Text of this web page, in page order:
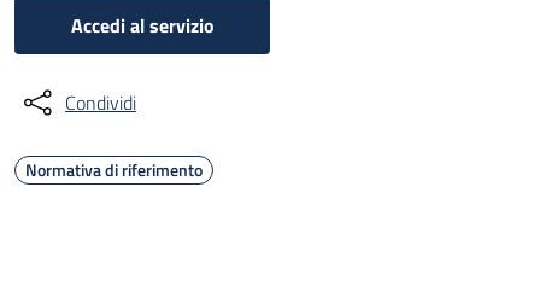
Accedi al servizio
Condividi
Normativa di riferimento